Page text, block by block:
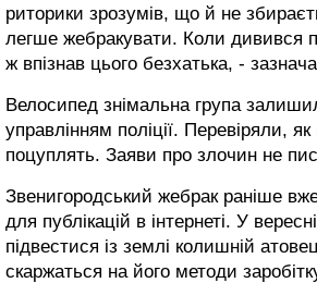
риторики зрозумів, що й не
легше жебракувати. Коли дивився
ж впізнав цього безхатька, -
Велосипед знімальна група
управлінням поліції. Перевіряли,
поцуплять. Заяви про злочин не
Звенигородський жебрак раніше
для публікацій в інтернеті. У
підвестися із землі колишній
скаржаться на його методи